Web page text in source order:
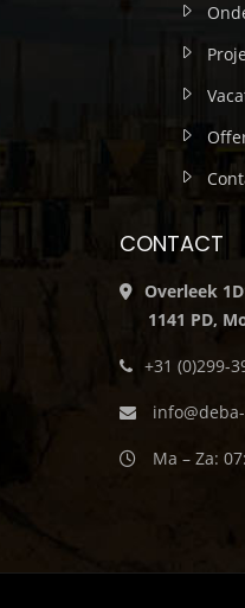
CONTACT
Overleek
1141 PD,
+31 (0)299-
Ma – Za: